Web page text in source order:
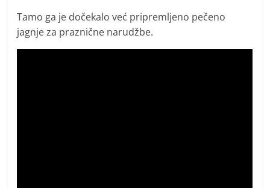
Tamo ga je dočekalo već pripremljeno pečeno
jagnje za praznične narudžbe.